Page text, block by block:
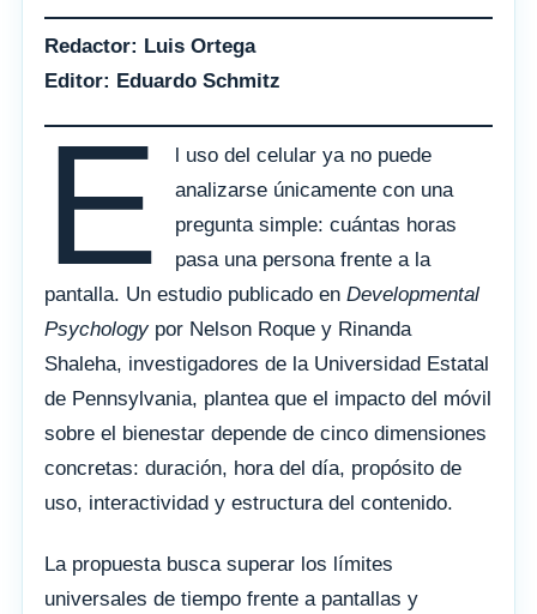
Redactor: Luis Ortega
Editor: Eduardo Schmitz
E
l uso del celular ya no puede
analizarse únicamente con una
pregunta simple: cuántas horas
pasa una persona frente a la
pantalla. Un estudio publicado en Developmental
Psychologypor Nelson Roque y Rinanda
Shaleha, investigadores de la Universidad Estatal
de Pennsylvania, plantea que el impacto del móvil
sobre el bienestar depende de cinco dimensiones
concretas: duración, hora del día, propósito de
uso, interactividad y estructura del contenido.
La propuesta busca superar los límites
universales de tiempo frente a pantallas y